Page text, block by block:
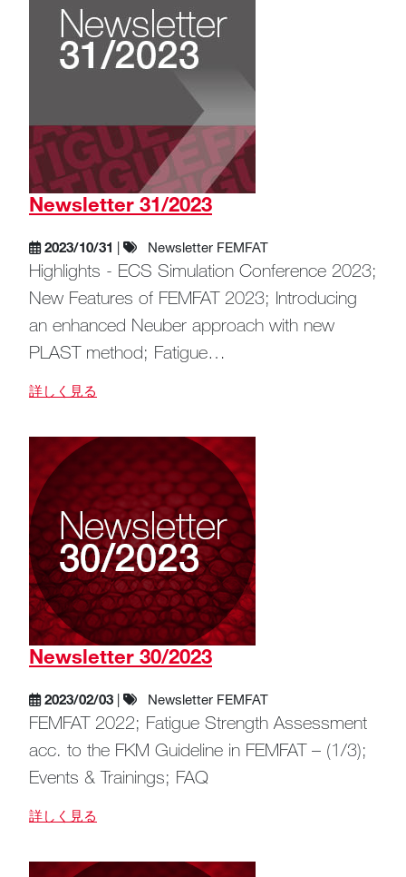
Newsletter 31/2023
2023/10/31 | Newsletter FEMFAT
Highlights - ECS Simulation Conference 2023;
New Features of FEMFAT 2023; Introducing
an enhanced Neuber approach with new
PLAST method; Fatigue…
詳しく見る
Newsletter 30/2023
2023/02/03 | Newsletter FEMFAT
FEMFAT 2022; Fatigue Strength Assessment
acc. to the FKM Guideline in FEMFAT – (1/3);
Events & Trainings; FAQ
詳しく見る